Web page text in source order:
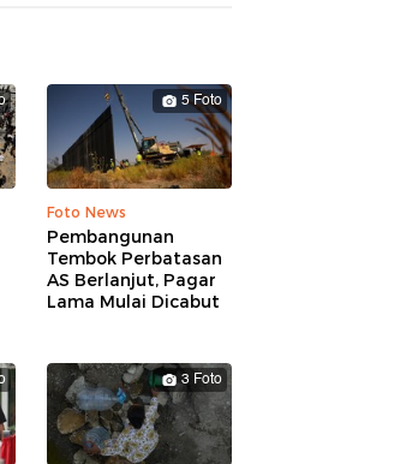
5 Foto
Foto News
Pembangunan
Tembok Perbatasan
AS Berlanjut, Pagar
Lama Mulai Dicabut
3 Foto